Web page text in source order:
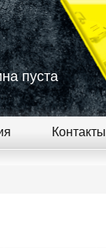
пуста
Контакты